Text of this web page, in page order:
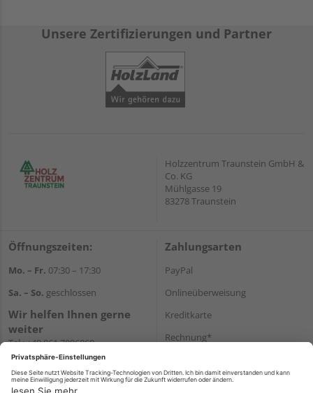
Unsere Zertifizierungen und Partner
Holzzentrum Traunstein GmbH &
Co. KG
Mühlgasse 19
83278 Traunstein
Öffnungszeiten:
Mo. – Fr. 07:30 – 17:30
Sa. – So. geschlossen
Wir helfen Ihnen gerne
weiter
Tel.:+49 861 7086860
E-Mail:shop@holzzentrum-ts.de
Zahlungsarten
PayPal
Onlineüberweisung
Kreditkarte
Rechnung*
Versand